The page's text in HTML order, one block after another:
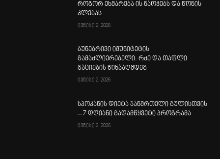
როგორ ეხმარება ის ნაოჭებს და წონის
კლებას
ივნისი 2, 2026
ბუნებრივი იმუნიტეტის
გამაძლიერებელი: რძე და თაფლი
გაციების წინააღმდეგ
ივნისი 2, 2026
სპოკანის დიეტა ჯანმრთელი გულისთვის
– 7 დღიანი გადამწყვეტი პროგრამა
ივნისი 2, 2026